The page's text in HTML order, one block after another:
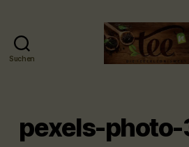
Suchen
-
pexels-